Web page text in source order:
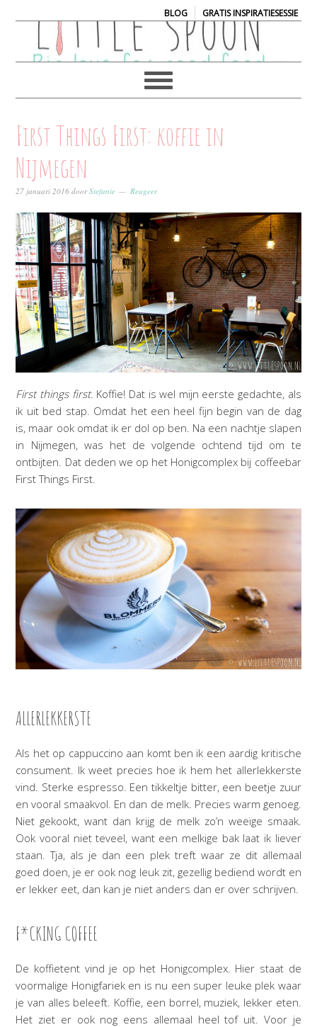
BLOG| GRATIS INSPIRATIESESSIE
First Things First: koffie in
Nijmegen
27 januari 2016 doorStefanie Reageer
First things first. Koffie! Dat is wel mijn eerste gedachte, als
ik uit bed stap. Omdat het een heel fijn begin van de dag
is, maar ook omdat ik er dol op ben. Na een nachtje slapen
in Nijmegen, was het de volgende ochtend tijd om te
ontbijten. Dat deden we op het Honigcomplex bij coffeebar
First Things First.
ALLERLEKKERSTE
Als het op cappuccino aan komt ben ik een aardig kritische
consument. Ik weet precies hoe ik hem het allerlekkerste
vind. Sterke espresso. Een tikkeltje bitter, een beetje zuur
en vooral smaakvol. En dan de melk. Precies warm genoeg.
Niet gekookt, want dan krijg de melk zo’n weeïge smaak.
Ook vooral niet teveel, want een melkige bak laat ik liever
staan. Tja, als je dan een plek treft waar ze dit allemaal
goed doen, je er ook nog leuk zit, gezellig bediend wordt en
er lekker eet, dan kan je niet anders dan er over schrijven.
F*CKING COFFEE
De koffietent vind je op het Honigcomplex. Hier staat de
voormalige Honigfariek en is nu een super leuke plek waar
je van alles beleeft. Koffie, een borrel, muziek, lekker eten.
Het ziet er ook nog eens allemaal heel tof uit. Voor je